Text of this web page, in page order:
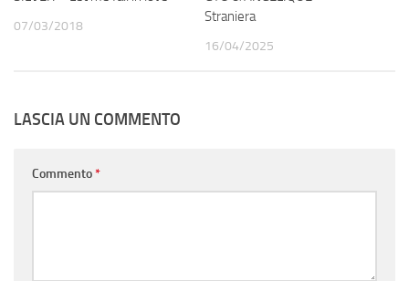
07/03/2018
Straniera
16/04/2025
LASCIA UN COMMENTO
Commento*